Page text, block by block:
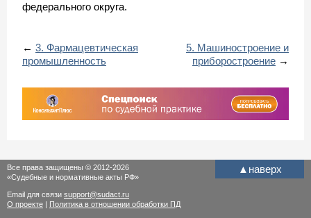
федерального округа.
← 3. Фармацевтическая
промышленность
5. Машиностроение и
приборостроение →
▲ наверх
Все права защищены © 2012-2026
«Судебные и нормативные акты РФ»
Email для связи support@sudact.ru
О проекте | Политика в отношении обработки ПД